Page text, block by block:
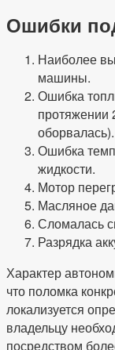
Ошибки
Наиболее
машины.
Ошибка
протяжении
оборвалась).
Ошибка
жидкости.
Мотор
Масляное
Сломалась
Разрядка
Характер
что поломка
локализуется
владельцу
посредством